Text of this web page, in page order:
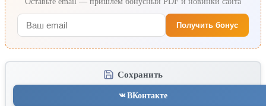
Получить бонус
Сохранить
ВКонтакте